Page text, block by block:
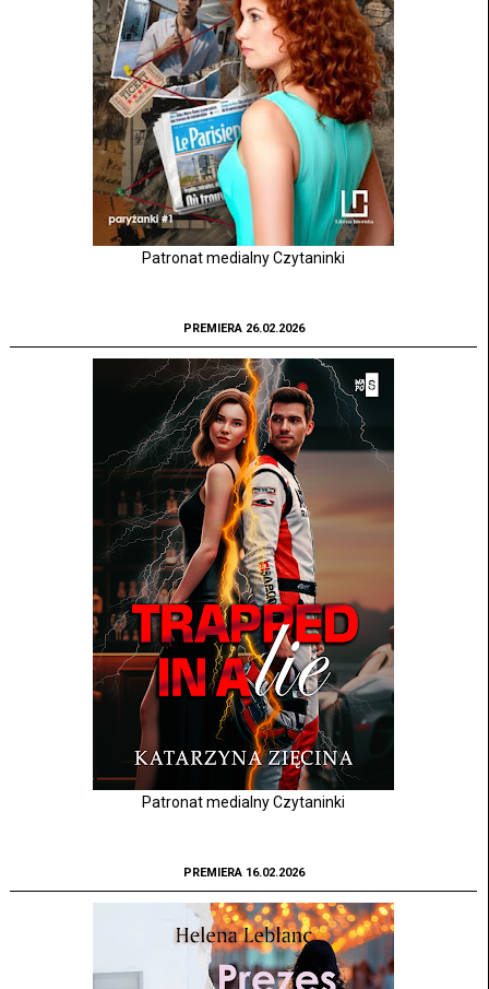
Patronat medialny Czytaninki
PREMIERA 26.02.2026
Patronat medialny Czytaninki
PREMIERA 16.02.2026